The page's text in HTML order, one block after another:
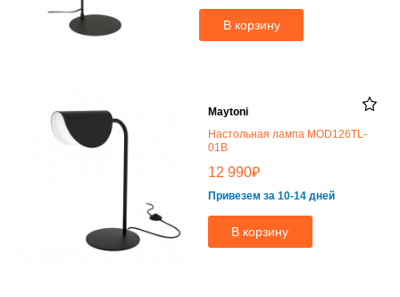
В корзину
Maytoni
Настольная лампа MOD126TL-
01B
12 990₽
Привезем за 10-14 дней
В корзину